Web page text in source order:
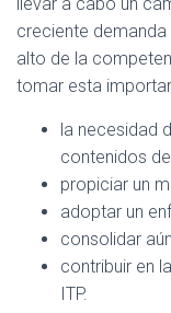
creciente
alto de la
tomar esta
la necesidad
contenidos
propiciar un
adoptar un
consolidar
contribuir en
ITP.